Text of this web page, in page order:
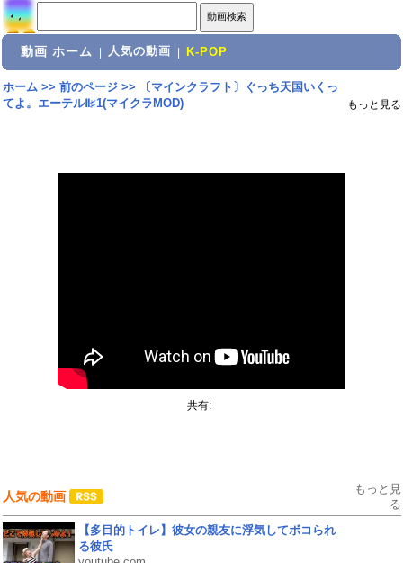
動画 ホーム 人気の動画 K-POP
ホーム>> 前のページ>>
〔マインクラフト〕ぐっち天国いくっ
てよ。エーテルⅡ♯1(マイクラMOD)
もっと見る
共有:
人気の動画
もっと見
る
【多目的トイレ】彼女の親友に浮気してボコられ
る彼氏